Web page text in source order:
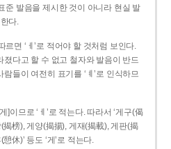
준 발음을 제시한 것이 아니라 현실 발
다.
르면 ‘ㅔ’로 적어야 할 것처럼 보인다.
졌다고 할 수 없고 철자와 발음이 반드
들이 여전히 표기를 ‘ㅖ’로 인식하므
]이므로 ‘ㅔ’로 적는다. 따라서 ‘게구(偈
榜), 게양(揭揚), 게재(揭載), 게판(揭
休)’ 등도 ‘게’로 적는다.